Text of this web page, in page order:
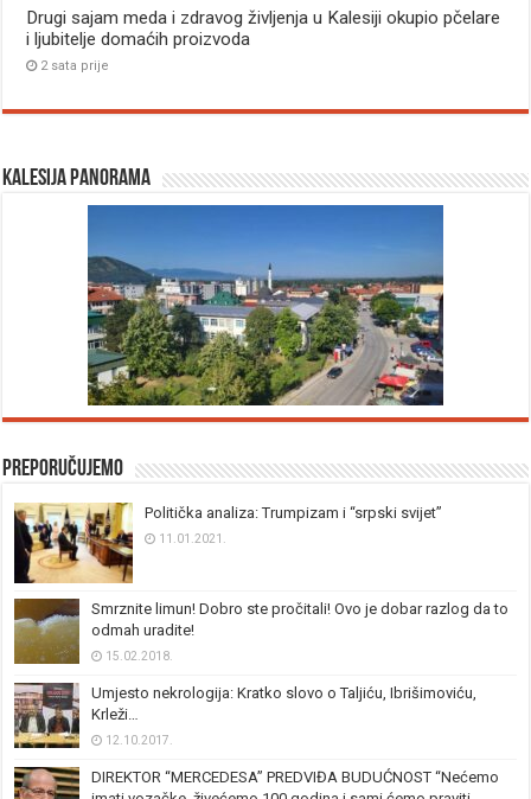
Drugi sajam meda i zdravog življenja u Kalesiji okupio pčelare
i ljubitelje domaćih proizvoda
2 sata prije
Kalesija panorama
Preporučujemo
Politička analiza: Trumpizam i “srpski svijet”
11.01.2021.
Smrznite limun! Dobro ste pročitali! Ovo je dobar razlog da to
odmah uradite!
15.02.2018.
Umjesto nekrologija: Kratko slovo o Taljiću, Ibrišimoviću,
Krleži…
12.10.2017.
DIREKTOR “MERCEDESA” PREDVIĐA BUDUĆNOST “Nećemo